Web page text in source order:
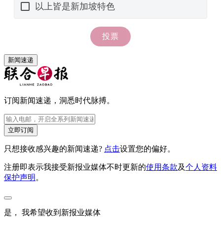
新闻速递
订阅新闻速递，洞悉时代脉搏。
立即订阅
只想接收感兴趣的新闻速递? 点击设置您的偏好。
注册即表示我接受新报业媒体不时更新的使用条款及个人资料
保护声明 。
是， 我希望收到新报业媒体